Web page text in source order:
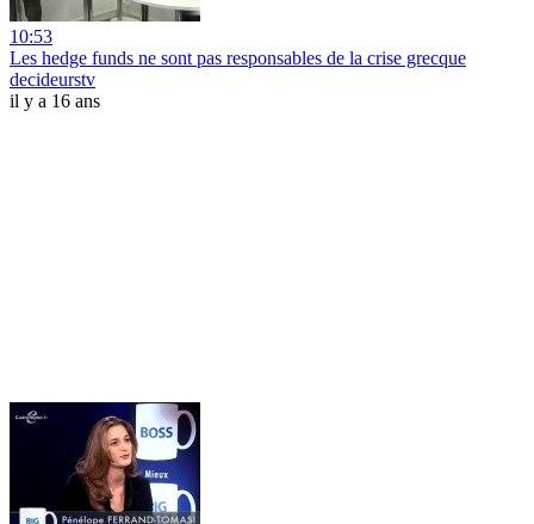
10:53
Les hedge funds ne sont pas responsables de la crise grecque
decideurstv
il y a 16 ans